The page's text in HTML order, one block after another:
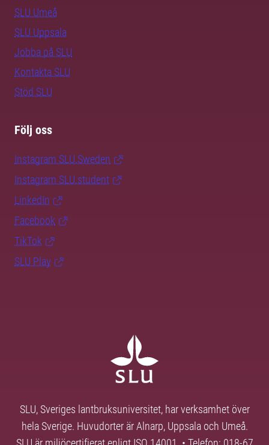
SLU Umeå
SLU Uppsala
Jobba på SLU
Kontakta SLU
Stöd SLU
Följ oss
Instagram SLU.Sweden
Instagram SLU.student
LinkedIn
Facebook
TikTok
SLU Play
SLU, Sveriges lantbruksuniversitet, har verksamhet över
hela Sverige. Huvudorter är Alnarp, Uppsala och Umeå.